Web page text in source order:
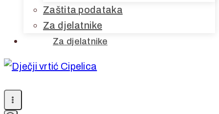
Zaštita podataka
Za djelatnike
Za djelatnike